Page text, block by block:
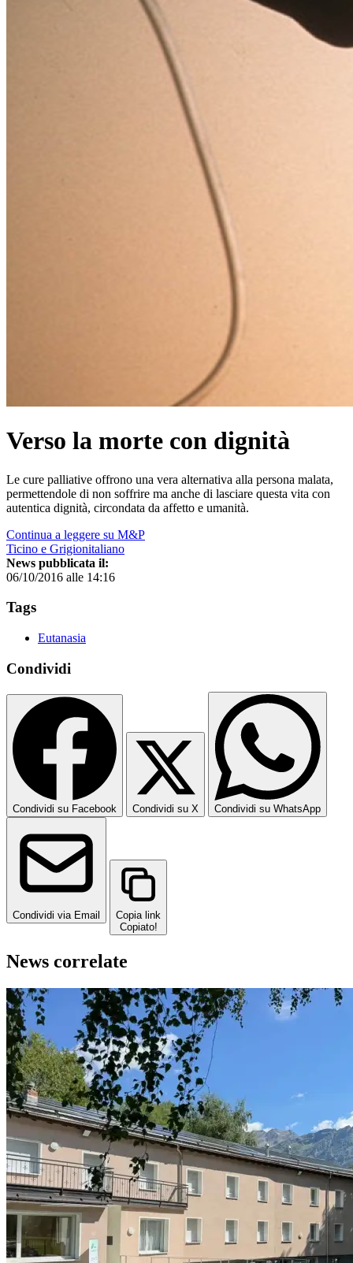
Verso la morte con dignità
Le cure palliative offrono una vera alternativa alla persona malata,
permettendole di non soffrire ma anche di lasciare questa vita con
autentica dignità, circondata da affetto e umanità.
Continua a leggere su M&P
Ticino e Grigionitaliano
News pubblicata il:
06/10/2016 alle 14:16
Tags
Eutanasia
Condividi
Condividi su Facebook Condividi su X Condividi su WhatsApp
Condividi via Email
Copia link
Copiato!
News correlate